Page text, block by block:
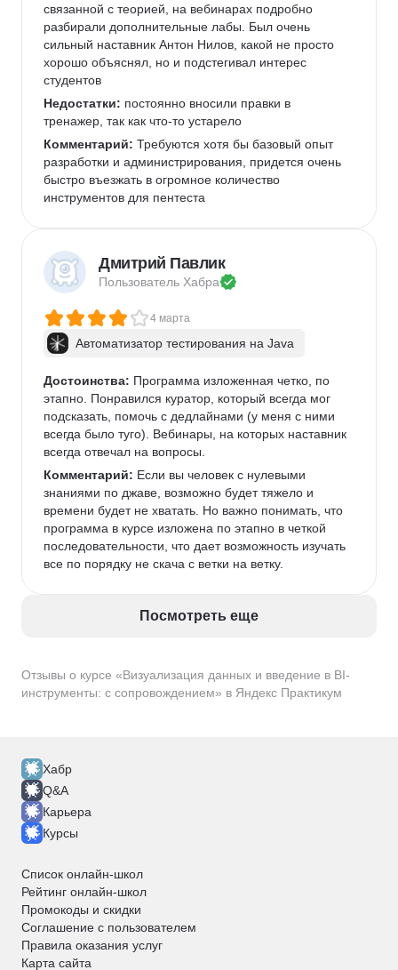
Отзывы о курсе «Визуализация данных и введение в BI-
инструменты: с сопровождением» в Яндекс Практикум
связанной с теорией, на вебинарах подробно
разбирали дополнительные лабы. Был очень
сильный наставник Антон Нилов, какой не просто
хорошо объяснял, но и подстегивал интерес
студентов
Недостатки: постоянно вносили правки в
тренажер, так как что-то устарело
Комментарий: Требуются хотя бы базовый опыт
разработки и администрирования, придется очень
быстро въезжать в огромное количество
инструментов для пентеста
Дмитрий Павлик
Пользователь Хабра
4 марта
Автоматизатор тестирования на Java
Достоинства: Программа изложенная четко, по
этапно. Понравился куратор, который всегда мог
подсказать, помочь с дедлайнами (у меня с ними
всегда было туго). Вебинары, на которых наставник
всегда отвечал на вопросы.
Комментарий: Если вы человек с нулевыми
знаниями по джаве, возможно будет тяжело и
времени будет не хватать. Но важно понимать, что
программа в курсе изложена по этапно в четкой
последовательности, что дает возможность изучать
все по порядку не скача с ветки на ветку.
Посмотреть еще
Хабр
Q&A
Карьера
Курсы
Список онлайн-школ
Рейтинг онлайн-школ
Промокоды и скидки
Соглашение с пользователем
Правила оказания услуг
Карта сайта